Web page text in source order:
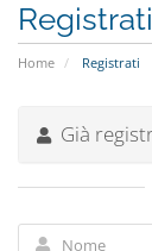
Registrati
Home Registrati
Già